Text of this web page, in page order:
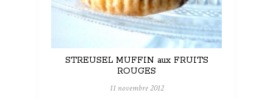
STREUSEL MUFFIN aux FRUITS
ROUGES
11 novembre 2012